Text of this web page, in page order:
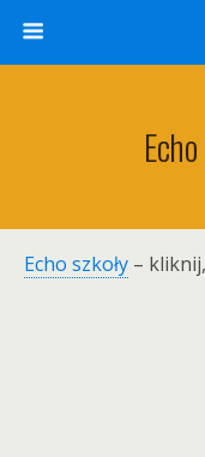
Echo szkoły –